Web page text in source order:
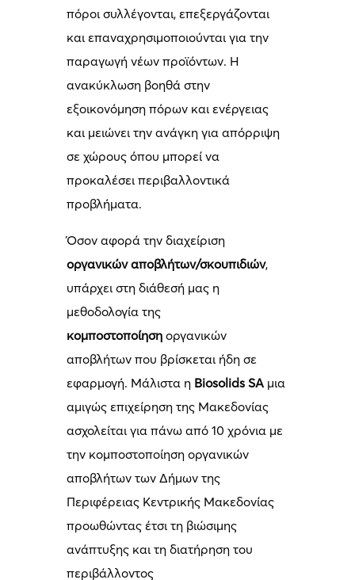
πόροι συλλέγονται, επεξεργάζονται
και επαναχρησιμοποιούνται για την
παραγωγή νέων προϊόντων. Η
ανακύκλωση βοηθά στην
εξοικονόμηση πόρων και ενέργειας
και μειώνει την ανάγκη για απόρριψη
σε χώρους όπου μπορεί να
προκαλέσει περιβαλλοντικά
προβλήματα.
Όσον αφορά την διαχείριση
οργανικών αποβλήτων/σκουπιδιών,
υπάρχει στη διάθεσή μας η
μεθοδολογία της
κομποστοποίηση οργανικών
αποβλήτων που βρίσκεται ήδη σε
εφαρμογή. Μάλιστα η Biosolids SA μια
αμιγώς επιχείρηση της Μακεδονίας
ασχολείται για πάνω από 10 χρόνια με
την κομποστοποίηση οργανικών
αποβλήτων των Δήμων της
Περιφέρειας Κεντρικής Μακεδονίας
προωθώντας έτσι τη βιώσιμης
ανάπτυξης και τη διατήρηση του
περιβάλλοντος